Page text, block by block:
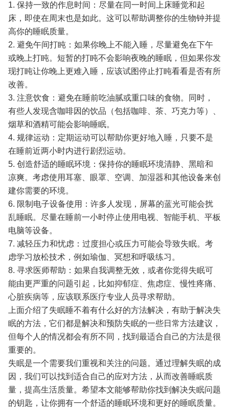
1. 保持一致的作息时间：尽量在同一时间上床睡觉和起
床，即使在周末也是如此。这可以帮助调整你的生物钟并提
高你的睡眠质量。
2. 避免午间打盹：如果你晚上不能入睡，尽量避免在下午
或晚上打盹。短暂的打盹不会影响夜晚的睡眠，但如果你发
现打盹让你晚上更难入睡，应该试图停止打盹看看是否有所
改善。
3. 注意饮食：避免在睡前吃油腻或重口味的食物。同时，
有些人发现含咖啡因的饮品（包括咖啡、茶、巧克力等）、
烟草和酒精可能会影响睡眠。
4. 规律运动：定期运动可以帮助你更好地入睡，只要不是
在睡前近两小时内进行剧烈运动。
5. 创造舒适的睡眠环境：保持你的睡眠环境清静、黑暗和
凉爽。考虑使用耳塞、眼罩、空调、加湿器和其他设备来创
建你需要的环境。
6. 限制电子设备使用：许多人发现，屏幕的蓝光可能会扰
乱睡眠。尽量在睡前一小时停止使用电视、智能手机、平板
电脑等设备。
7. 减轻压力和忧虑：过度担心或压力可能会导致失眠。考
虑学习放松技术，例如瑜伽、冥想和呼吸练习。
8. 寻求医师帮助：如果自我调整无效，或者你觉得失眠可
能由更严重的问题引起，比如抑郁症、焦虑症、慢性疼痛、
心脏疾病等，应该联系医疗专业人员寻求帮助。
上面介绍了失眠睡不着有什么好的方法解决，有助于解决失
眠的方法，它们都是解决和预防失眠的一些日常方法建议，
但每个人的情况都会有所不同，找到最适合自己的方法是很
重要的。
失眠是一个需要我们重视和关注的问题。通过理解失眠的成
因，我们可以找到适合自己的应对方法，从而改善睡眠质
量，提高生活质量。希望本文能够帮助你找到解决失眠问题
的钥匙，让你拥有一个舒适的睡眠环境和更好的睡眠质量。